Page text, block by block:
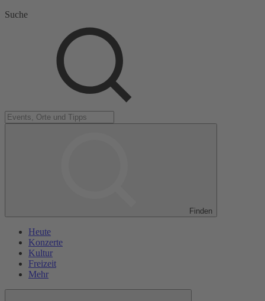
Suche
Finden
Heute
Konzerte
Kultur
Freizeit
Mehr